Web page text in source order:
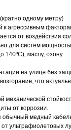
одному метру)
к агрессивным
от воздействия
для систем
140ºC), маслу, озону
на улице без
что
механической
от коррозии.
медный
ультрафиолетовых